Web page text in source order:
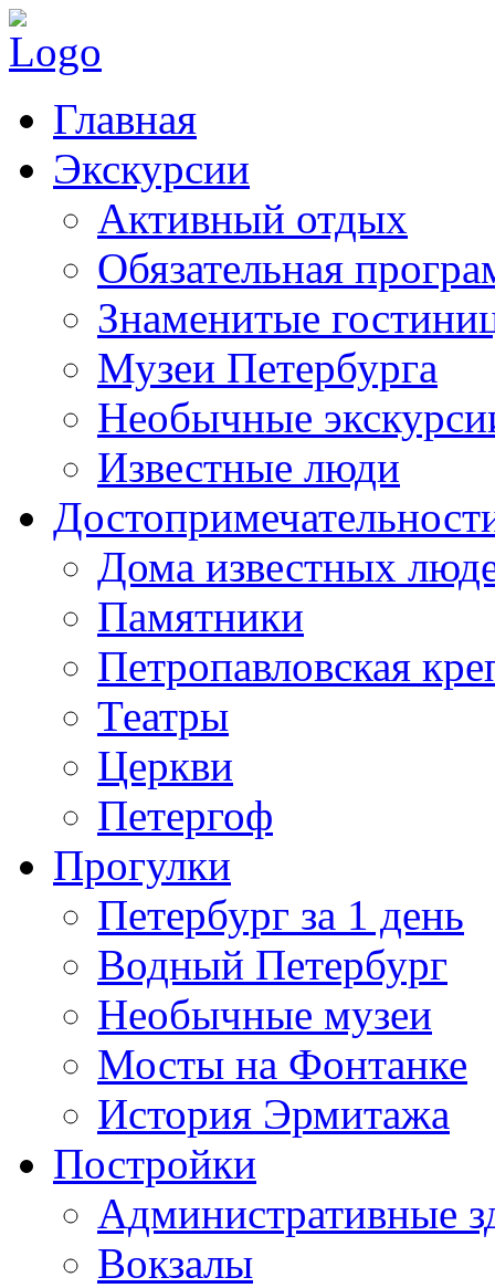
Главная
Экскурсии
Активный отдых
Обязательная
Знаменитые
Музеи Петербурга
Необычные
Известные люди
Дома известных
Памятники
Петропавловская
Театры
Церкви
Петергоф
Прогулки
Петербург за 1 день
Водный Петербург
Необычные музеи
Мосты на Фонтанке
История Эрмитажа
Постройки
Административные
Вокзалы